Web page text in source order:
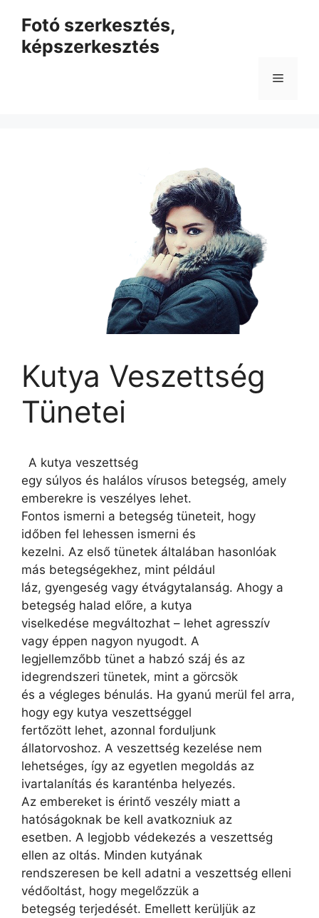
tartalomba
Fotó szerkesztés,
képszerkesztés
Menü
Kutya Veszettség
Tünetei
A kutya veszettség
egy súlyos és halálos vírusos betegség, amely
emberekre is veszélyes lehet.
Fontos ismerni a betegség tüneteit, hogy
időben fel lehessen ismerni és
kezelni. Az első tünetek általában hasonlóak
más betegségekhez, mint például
láz, gyengeség vagy étvágytalanság. Ahogy a
betegség halad előre, a kutya
viselkedése megváltozhat – lehet agresszív
vagy éppen nagyon nyugodt. A
legjellemzőbb tünet a habzó száj és az
idegrendszeri tünetek, mint a görcsök
és a végleges bénulás. Ha gyanú merül fel arra,
hogy egy kutya veszettséggel
fertőzött lehet, azonnal forduljunk
állatorvoshoz. A veszettség kezelése nem
lehetséges, így az egyetlen megoldás az
ivartalanítás és karanténba helyezés.
Az embereket is érintő veszély miatt a
hatóságoknak be kell avatkozniuk az
esetben. A legjobb védekezés a veszettség
ellen az oltás. Minden kutyának
rendszeresen be kell adatni a veszettség elleni
védőoltást, hogy megelőzzük a
betegség terjedését. Emellett kerüljük az